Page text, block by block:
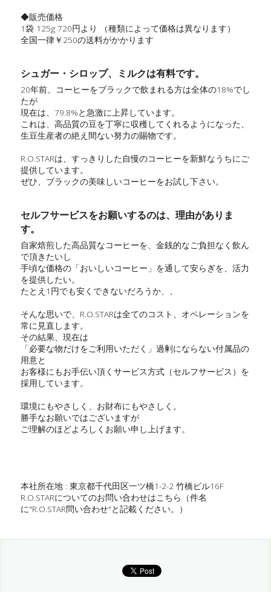
◆販売価格
1袋 125g 720円より （種類によって価格は異なります）
全国一律￥250の送料がかかります
シュガー・シロップ、ミルクは有料です。
20年前、コーヒーをブラックで飲まれる方は全体の18%でし
たが
現在は、79.8%と急激に上昇しています。
これは、高品質の豆を丁寧に収穫してくれるようになった、
生豆生産者の絶え間ない努力の賜物です。
R.O.STARは、すっきりした自慢のコーヒーを新鮮なうちにご
提供しています。
ぜひ、ブラックの美味しいコーヒーをお試し下さい。
セルフサービスをお願いするのは、理由がありま
す。
自家焙煎した高品質なコーヒーを、金銭的なご負担なく飲ん
で頂きたいし
手頃な価格の「おいしいコーヒー」を通して安らぎを、活力
を提供したい。
たとえ1円でも安くできないだろうか、、
そんな思いで、R.O.STARは全てのコスト、オペレーションを
常に見直します。
その結果、現在は
「必要な物だけをご利用いただく」過剰にならない付属品の
用意と
お客様にもお手伝い頂くサービス方式（セルフサービス）を
採用しています。
環境にもやさしく、お財布にもやさしく。
勝手なお願いではございますが
ご理解のほどよろしくお願い申し上げます。
本社所在地 : 東京都千代田区一ツ橋1-2-2 竹橋ビル16F
R.O.STARについてのお問い合わせはこちら （件名
に"R.O.STAR問い合わせ"と記載ください。）